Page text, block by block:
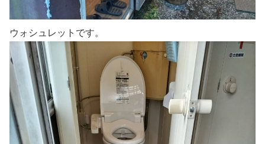
ウォシュレットです。